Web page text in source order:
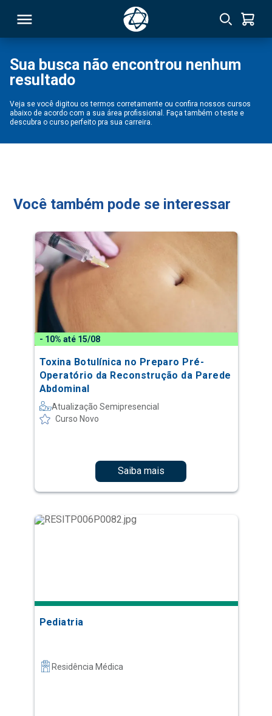
Sua busca não encontrou nenhum
resultado
Veja se você digitou os termos corretamente ou confira nossos cursos
abaixo de acordo com a sua área profissional. Faça também o teste e
descubra o curso perfeito pra sua carreira.
Você também pode se interessar
- 10% até 15/08
Toxina Botulínica no Preparo Pré-
Operatório da Reconstrução da Parede
Abdominal
Atualização Semipresencial
Curso Novo
Saiba mais
Pediatria
Residência Médica